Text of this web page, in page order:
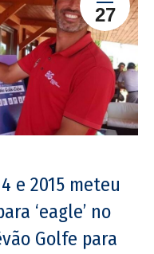
27
e 2015 meteu
‘eagle’ no
Golfe para